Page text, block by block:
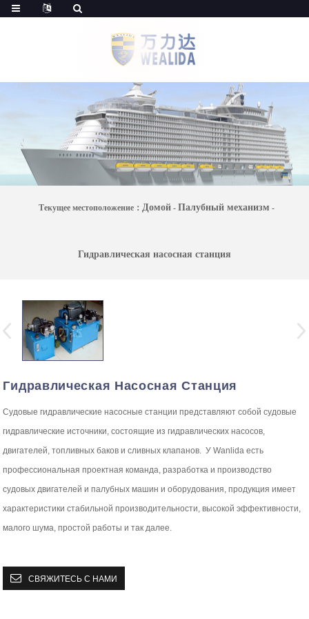
Текущее местоположение： Домой- Палубный механизм -
Гидравлическая насосная станция
Гидравлическая Насосная Станция
Судовые гидравлические насосные станции представляют собой судовые
гидравлические источники, состоящие из гидравлических насосов,
двигателей, топливных баков и сливных клапанов. У Wanlida есть
профессиональная проектная команда, разработка и производство
судовых двигателей и палубных машин и оборудования, продукция имеет
характеристики стабильной производительности, высокой эффективности,
малого шума, простой работы и так далее.
СВЯЖИТЕСЬ С НАМИ